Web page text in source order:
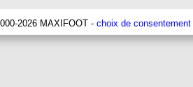
2026 MAXIFOOT - choix de consentement